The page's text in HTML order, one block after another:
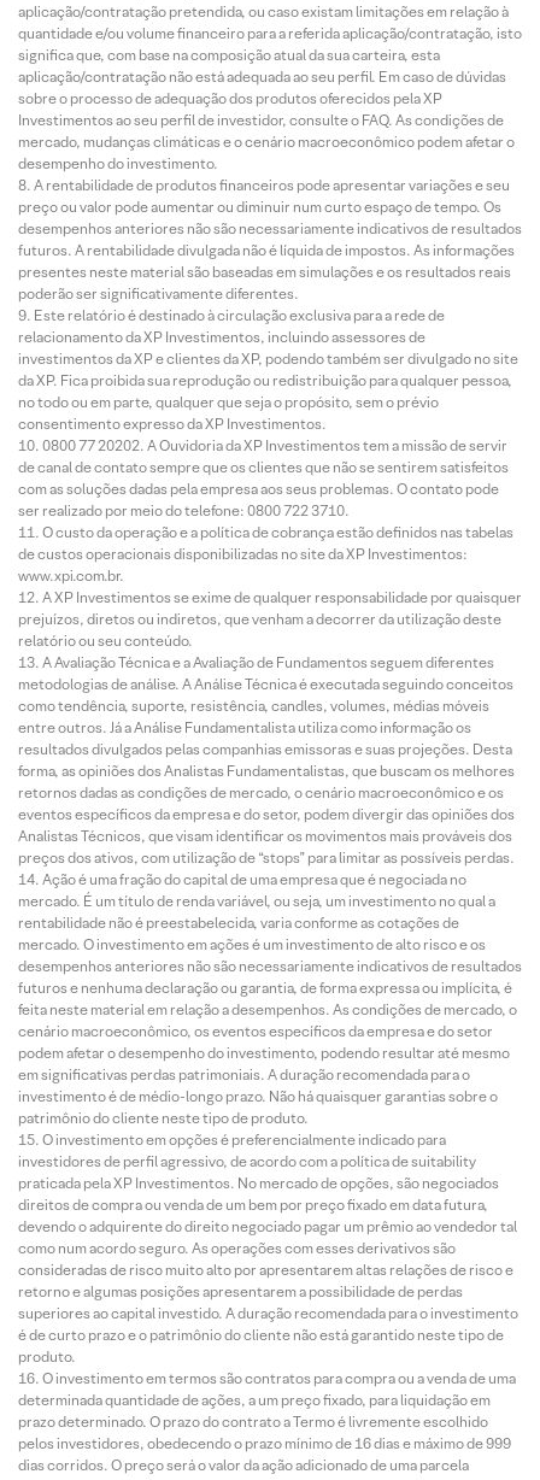
aplicação/contratação pretendida, ou caso existam limitações em relação à
quantidade e/ou volume financeiro para a referida aplicação/contratação, isto
significa que, com base na composição atual da sua carteira, esta
aplicação/contratação não está adequada ao seu perfil. Em caso de dúvidas
sobre o processo de adequação dos produtos oferecidos pela XP
Investimentos ao seu perfil de investidor, consulte o FAQ. As condições de
mercado, mudanças climáticas e o cenário macroeconômico podem afetar o
desempenho do investimento.
A rentabilidade de produtos financeiros pode apresentar variações e seu
preço ou valor pode aumentar ou diminuir num curto espaço de tempo. Os
desempenhos anteriores não são necessariamente indicativos de resultados
futuros. A rentabilidade divulgada não é líquida de impostos. As informações
presentes neste material são baseadas em simulações e os resultados reais
poderão ser significativamente diferentes.
Este relatório é destinado à circulação exclusiva para a rede de
relacionamento da XP Investimentos, incluindo assessores de
investimentos da XP e clientes da XP, podendo também ser divulgado no site
da XP. Fica proibida sua reprodução ou redistribuição para qualquer pessoa,
no todo ou em parte, qualquer que seja o propósito, sem o prévio
consentimento expresso da XP Investimentos.
0800 77 20202. A Ouvidoria da XP Investimentos tem a missão de servir
de canal de contato sempre que os clientes que não se sentirem satisfeitos
com as soluções dadas pela empresa aos seus problemas. O contato pode
ser realizado por meio do telefone: 0800 722 3710.
O custo da operação e a política de cobrança estão definidos nas tabelas
de custos operacionais disponibilizadas no site da XP Investimentos:
www.xpi.com.br.
A XP Investimentos se exime de qualquer responsabilidade por quaisquer
prejuízos, diretos ou indiretos, que venham a decorrer da utilização deste
relatório ou seu conteúdo.
A Avaliação Técnica e a Avaliação de Fundamentos seguem diferentes
metodologias de análise. A Análise Técnica é executada seguindo conceitos
como tendência, suporte, resistência, candles, volumes, médias móveis
entre outros. Já a Análise Fundamentalista utiliza como informação os
resultados divulgados pelas companhias emissoras e suas projeções. Desta
forma, as opiniões dos Analistas Fundamentalistas, que buscam os melhores
retornos dadas as condições de mercado, o cenário macroeconômico e os
eventos específicos da empresa e do setor, podem divergir das opiniões dos
Analistas Técnicos, que visam identificar os movimentos mais prováveis dos
preços dos ativos, com utilização de “stops” para limitar as possíveis perdas.
Ação é uma fração do capital de uma empresa que é negociada no
mercado. É um título de renda variável, ou seja, um investimento no qual a
rentabilidade não é preestabelecida, varia conforme as cotações de
mercado. O investimento em ações é um investimento de alto risco e os
desempenhos anteriores não são necessariamente indicativos de resultados
futuros e nenhuma declaração ou garantia, de forma expressa ou implícita, é
feita neste material em relação a desempenhos. As condições de mercado, o
cenário macroeconômico, os eventos específicos da empresa e do setor
podem afetar o desempenho do investimento, podendo resultar até mesmo
em significativas perdas patrimoniais. A duração recomendada para o
investimento é de médio-longo prazo. Não há quaisquer garantias sobre o
patrimônio do cliente neste tipo de produto.
O investimento em opções é preferencialmente indicado para
investidores de perfil agressivo, de acordo com a política de suitability
praticada pela XP Investimentos. No mercado de opções, são negociados
direitos de compra ou venda de um bem por preço fixado em data futura,
devendo o adquirente do direito negociado pagar um prêmio ao vendedor tal
como num acordo seguro. As operações com esses derivativos são
consideradas de risco muito alto por apresentarem altas relações de risco e
retorno e algumas posições apresentarem a possibilidade de perdas
superiores ao capital investido. A duração recomendada para o investimento
é de curto prazo e o patrimônio do cliente não está garantido neste tipo de
produto.
O investimento em termos são contratos para compra ou a venda de uma
determinada quantidade de ações, a um preço fixado, para liquidação em
prazo determinado. O prazo do contrato a Termo é livremente escolhido
pelos investidores, obedecendo o prazo mínimo de 16 dias e máximo de 999
dias corridos. O preço será o valor da ação adicionado de uma parcela